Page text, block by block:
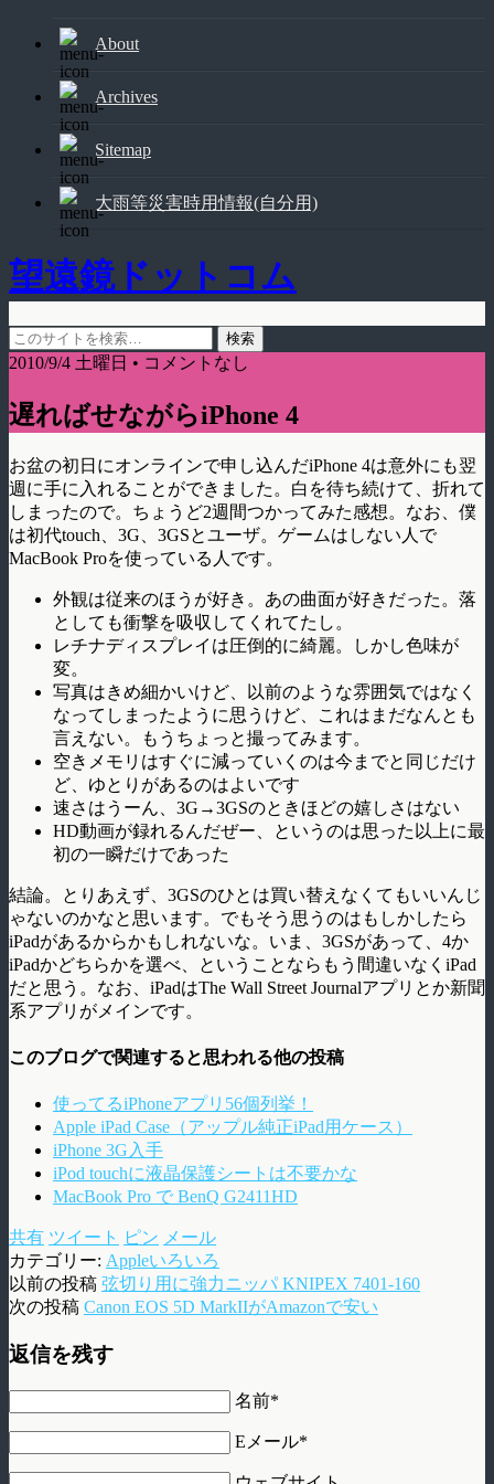
About
Archives
Sitemap
大雨等災害時用情報(自分用)
望遠鏡ドットコム
2010/9/4 土曜日 • コメントなし
遅ればせながらiPhone 4
お盆の初日にオンラインで申し込んだiPhone 4は意外にも翌
週に手に入れることができました。白を待ち続けて、折れて
しまったので。ちょうど2週間つかってみた感想。なお、僕
は初代touch、3G、3GSとユーザ。ゲームはしない人で
MacBook Proを使っている人です。
外観は従来のほうが好き。あの曲面が好きだった。落
としても衝撃を吸収してくれてたし。
レチナディスプレイは圧倒的に綺麗。しかし色味が
変。
写真はきめ細かいけど、以前のような雰囲気ではなく
なってしまったように思うけど、これはまだなんとも
言えない。もうちょっと撮ってみます。
空きメモリはすぐに減っていくのは今までと同じだけ
ど、ゆとりがあるのはよいです
速さはうーん、3G→3GSのときほどの嬉しさはない
HD動画が録れるんだぜー、というのは思った以上に最
初の一瞬だけであった
結論。とりあえず、3GSのひとは買い替えなくてもいいんじ
ゃないのかなと思います。でもそう思うのはもしかしたら
iPadがあるからかもしれないな。いま、3GSがあって、4か
iPadかどちらかを選べ、ということならもう間違いなくiPad
だと思う。なお、iPadはThe Wall Street Journalアプリとか新聞
系アプリがメインです。
このブログで関連すると思われる他の投稿
使ってるiPhoneアプリ56個列挙！
Apple iPad Case（アップル純正iPad用ケース）
iPhone 3G入手
iPod touchに液晶保護シートは不要かな
MacBook Pro で BenQ G2411HD
共有 ツイート ピン メール
カテゴリー: Appleいろいろ
以前の投稿 弦切り用に強力ニッパ KNIPEX 7401-160
次の投稿 Canon EOS 5D MarkIIがAmazonで安い
返信を残す
名前*
Eメール*